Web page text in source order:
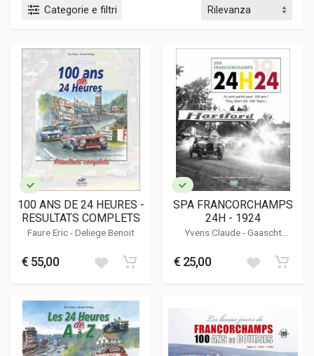
Categorie e filtri
100 ANS DE 24 HEURES -
RESULTATS COMPLETS
Faure Eric-Deliege Benoit
€ 55,00
SPA FRANCORCHAMPS
24H - 1924
Yvens Claude-Gaascht
€ 25,00